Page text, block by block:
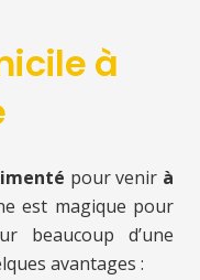
à
pour venir à
est magique pour
beaucoup d’une
avantages :